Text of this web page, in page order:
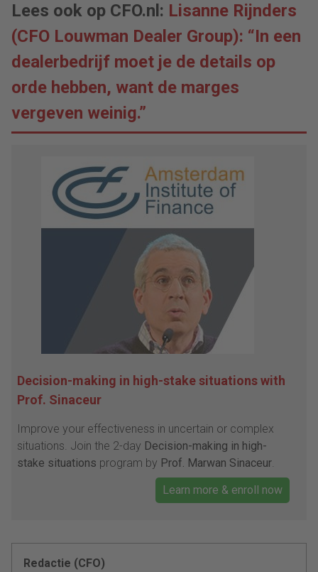
Lees ook op CFO.nl: Lisanne Rijnders
(CFO Louwman Dealer Group): “In een
dealerbedrijf moet je de details op
orde hebben, want de marges
vergeven weinig.”
Decision-making in high-stake situations with
Prof. Sinaceur
Improve your effectiveness in uncertain or complex
situations. Join the 2-day Decision-making in high-
stake situations program by Prof. Marwan Sinaceur.
Learn more & enroll now
Redactie (CFO)